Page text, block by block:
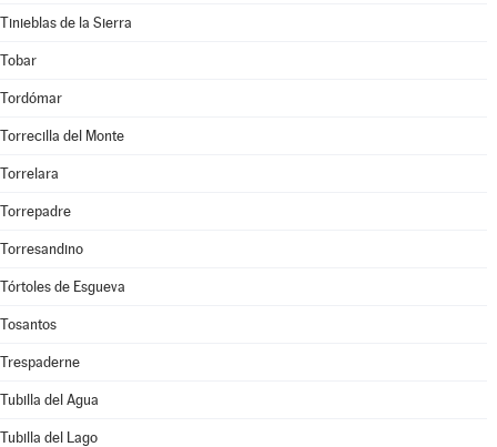
Tinieblas de la Sierra
Tobar
Tordómar
Torrecilla del Monte
Torrelara
Torrepadre
Torresandino
Tórtoles de Esgueva
Tosantos
Trespaderne
Tubilla del Agua
Tubilla del Lago